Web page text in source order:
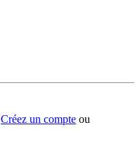
Créez un compte ou